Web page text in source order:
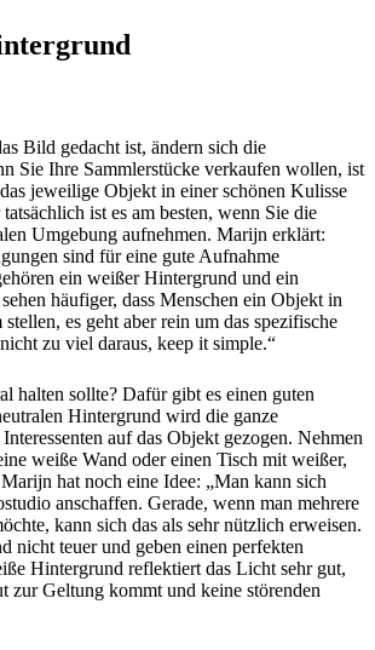
Bild gedacht ist, ändern sich die
Sie Ihre Sammlerstücke verkaufen wollen, ist
jeweilige Objekt in einer schönen Kulisse
ist es am besten, wenn Sie die
Umgebung aufnehmen. Marijn erklärt:
sind für eine gute Aufnahme
ein weißer Hintergrund und ein
häufiger, dass Menschen ein Objekt in
es geht aber rein um das spezifische
zu viel daraus, keep it simple.“
halten sollte? Dafür gibt es einen guten
Hintergrund wird die ganze
auf das Objekt gezogen. Nehmen
weiße Wand oder einen Tisch mit weißer,
hat noch eine Idee: „Man kann sich
anschaffen. Gerade, wenn man mehrere
kann sich das als sehr nützlich erweisen.
nicht teuer und geben einen perfekten
Hintergrund reflektiert das Licht sehr gut,
zur Geltung kommt und keine störenden